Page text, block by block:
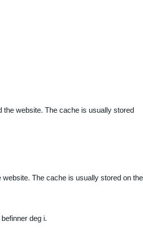
website. The cache is usually stored
The cache is usually stored on the
deg i.